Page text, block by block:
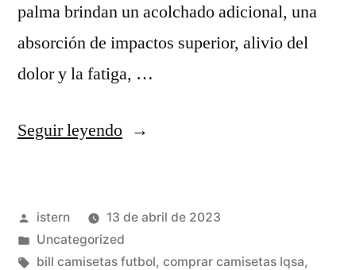
palma brindan un acolchado adicional, una
absorción de impactos superior, alivio del
dolor y la fatiga, …
Seguir leyendo«camisetas
oficiales»
Publicado
por
istern
13 de abril de 2023
Publicado
en
Uncategorized
Etiquetas:
bill camisetas futbol, comprar camisetas lqsa,